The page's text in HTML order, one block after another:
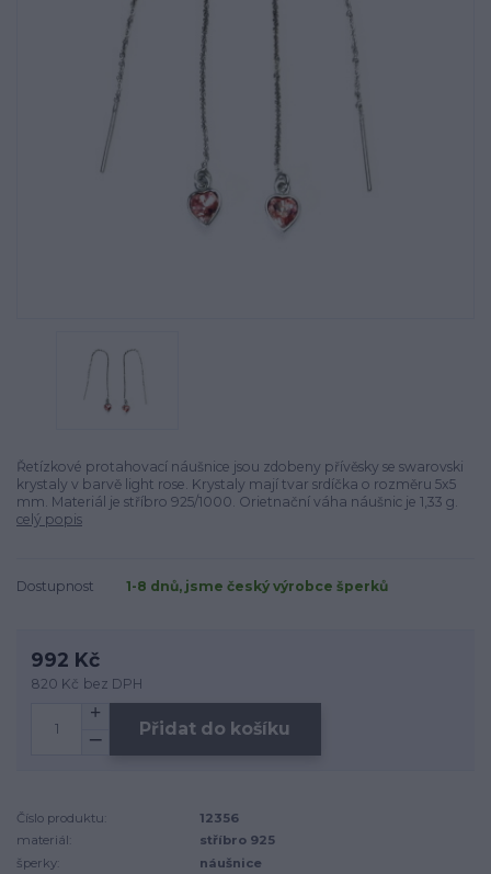
Řetízkové protahovací náušnice jsou zdobeny přívěsky se swarovski
krystaly v barvě light rose. Krystaly mají tvar srdíčka o rozměru 5x5
mm. Materiál je stříbro 925/1000. Orietnační váha náušnic je 1,33 g.
celý popis
Dostupnost 1-8 dnů, jsme český výrobce šperků
992 Kč
820 Kč bez DPH
Přidat do košíku
Číslo produktu:
12356
materiál:
stříbro 925
šperky:
náušnice